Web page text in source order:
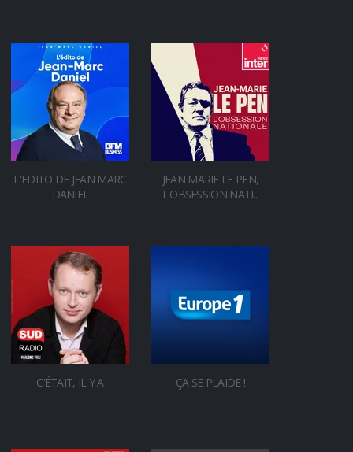
L'EDITO DE JEAN MARC
DANIEL
JEAN MARIE LE PEN,
L'OBSESSION NATI...
C'ÉTAIT, IL Y A ÇA SE PLAIDE !